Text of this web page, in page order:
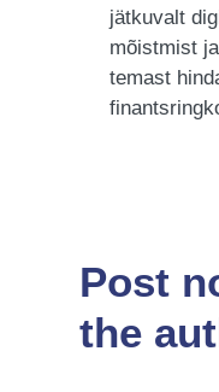
jätkuvalt
mõistmist
temast
Post
the